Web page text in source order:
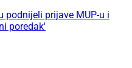
podnijeli prijave MUP-u i
poredak'